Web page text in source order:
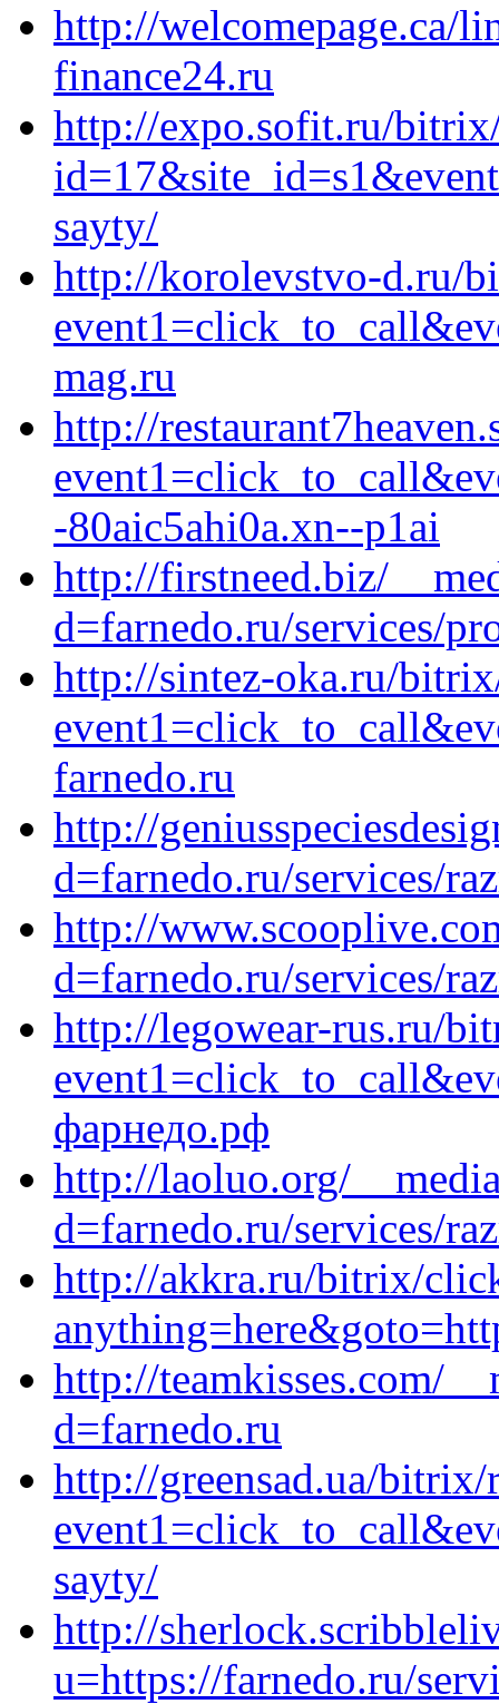
http://welcomepage.ca/
finance24.ru
http://expo.sofit.ru/
sayty/
http://korolevstvo-d.ru/
mag.ru
http://
-80aic5ahi0a.xn--p1ai
http://firstneed.biz/
d=farnedo.ru/services/
http://sintez-oka.ru/
farnedo.ru
http://
d=farnedo.ru/services/
http://
d=farnedo.ru/services/
http://legowear-rus.ru/
фарнедо.рф
http://laoluo.org/
d=farnedo.ru/services/
http://akkra.ru/bitrix/
http://teamkisses.com/
d=farnedo.ru
http://greensad.ua/bitrix/
sayty/
http://
u=https://farnedo.ru/